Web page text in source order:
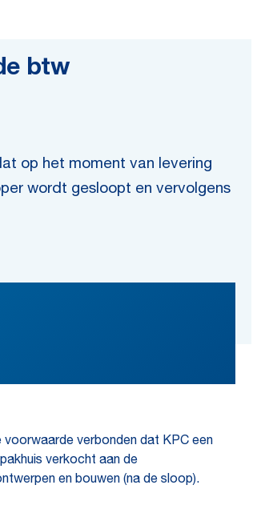
btw
op het moment van levering
wordt gesloopt en vervolgens
verbonden dat KPC een
verkocht aan de
en bouwen (na de sloop).